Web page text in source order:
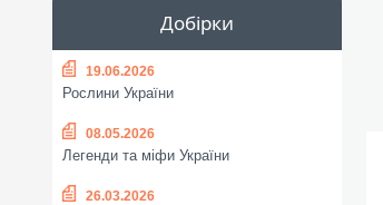
Добірки
19.06.2026
Рослини України
08.05.2026
Легенди та міфи України
26.03.2026